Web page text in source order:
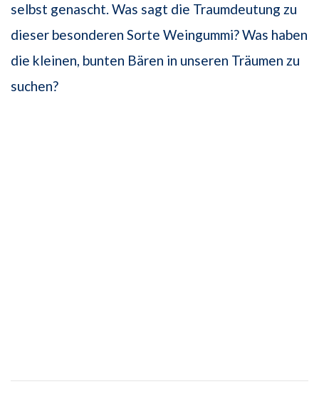
selbst genascht. Was sagt die Traumdeutung zu
dieser besonderen Sorte Weingummi? Was haben
die kleinen, bunten Bären in unseren Träumen zu
suchen?